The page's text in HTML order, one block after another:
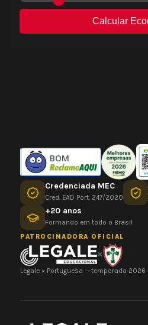
BOM
Credenciada MEC
Cred. EAD Port. 247/2020
+20 anos
Formando em todo o Brasil
PATROCINADORA OFICIAL
×
Legale × Portuguesa — temporada 2026